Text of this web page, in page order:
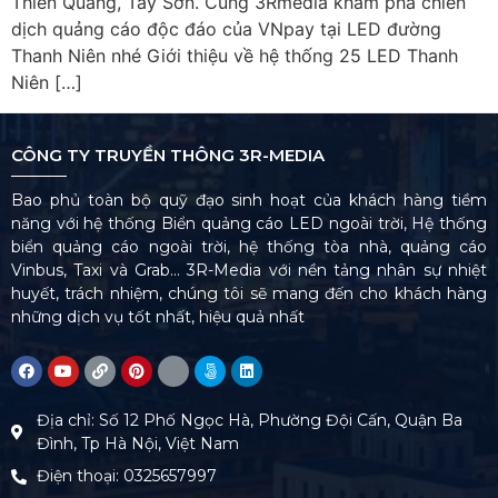
dịch quảng cáo độc đáo của VNpay tại LED đường
Thanh Niên nhé Giới thiệu về hệ thống 25 LED Thanh
Niên […]
CÔNG TY TRUYỀN THÔNG 3R-MEDIA
Bao phủ toàn bộ quỹ đạo sinh hoạt của khách hàng tiềm
năng với hệ thống Biển quảng cáo LED ngoài trời, Hệ thống
biển quảng cáo ngoài trời, hệ thống tòa nhà, quảng cáo
Vinbus, Taxi và Grab… 3R-Media với nền tảng nhân sự nhiệt
huyết, trách nhiệm, chúng tôi sẽ mang đến cho khách hàng
những dịch vụ tốt nhất, hiệu quả nhất
Địa chỉ: Số 12 Phố Ngọc Hà, Phường Đội Cấn, Quận Ba
Đình, Tp Hà Nội, Việt Nam
Điện thoại: 0325657997